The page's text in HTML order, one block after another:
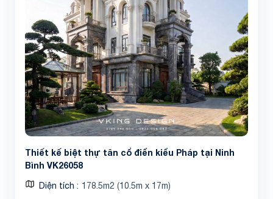
Thiết kế biệt thự tân cổ điển kiểu Pháp tại Ninh
Bình VK26058
Diện tích 178.5m2 (10.5m x 17m)